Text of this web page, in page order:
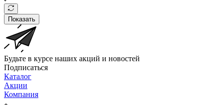
Показать
Будьте в курсе наших акций и новостей
Подписаться
Каталог
Акции
Компания